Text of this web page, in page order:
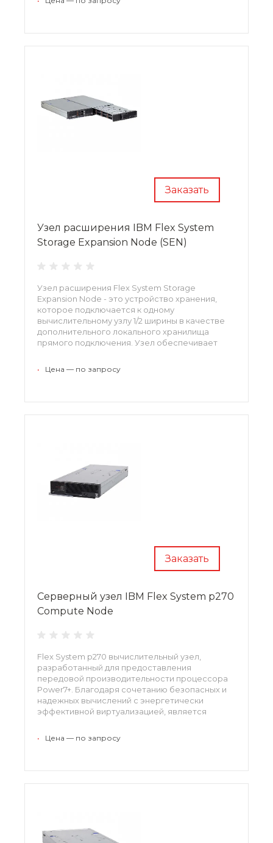
Заказать
Узел расширения IBM Flex System
Storage Expansion Node (SEN)
Узел расширения Flex System Storage
Expansion Node - это устройство хранения,
которое подключается к одному
вычислительному узлу 1/2 ширины в качестве
дополнительного локального хранилища
прямого подключения. Узел обеспечивает
надежности.
• Цена — по запросу
Заказать
Серверный узел IBM Flex System p270
Compute Node
Flex System p270 вычислительный узел,
разработанный для предоставления
передовой производительности процессора
Power7+. Благодаря сочетанию безопасных и
надежных вычислений с энергетически
эффективной виртуализацией, является
нуждающихся в разнообразии конфигураций
• Цена — по запросу